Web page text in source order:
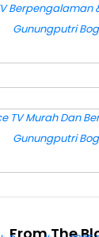
Berpengalaman
Gunungputri
DETAIL
TV Murah Dan
Gunungputri